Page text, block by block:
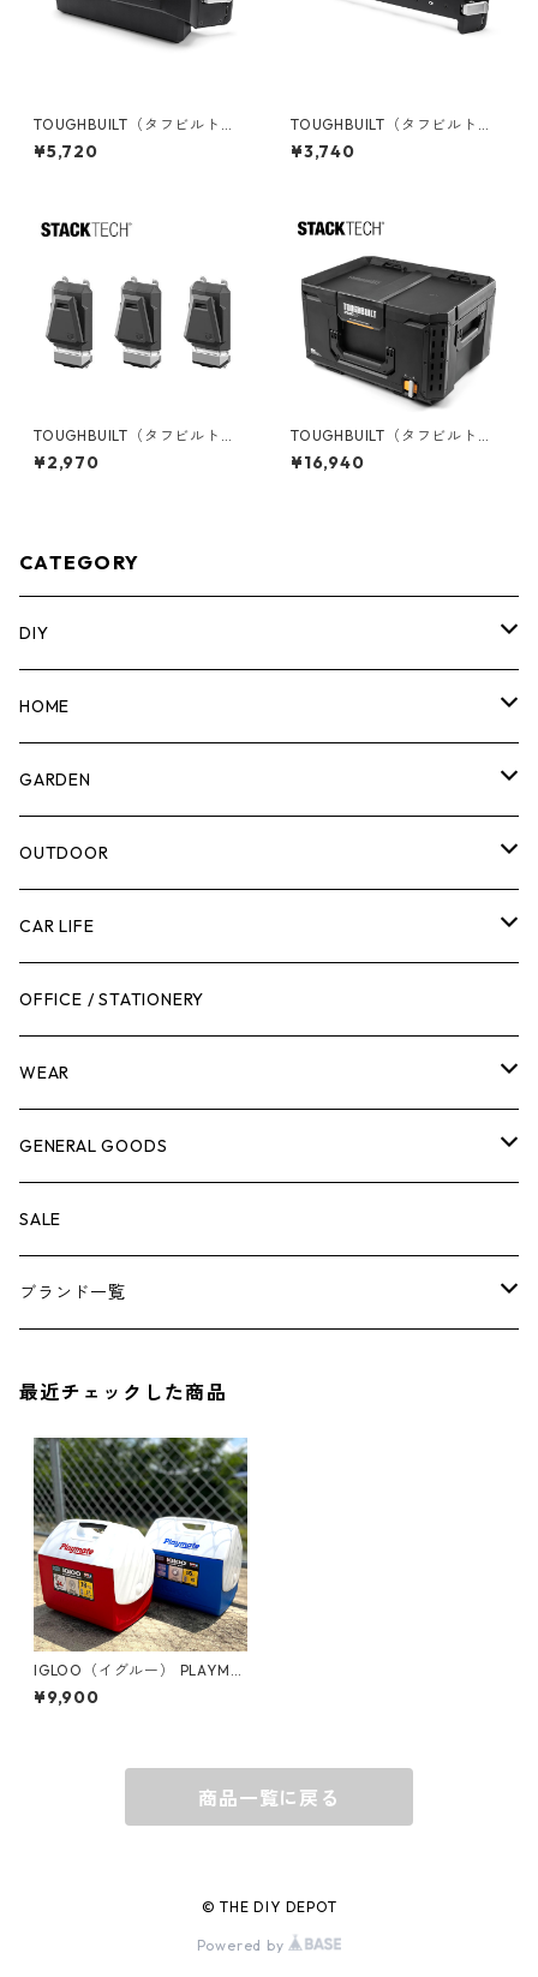
TOUGHBUILT（タフビルト）S
TACK TECH(スタックテック)
ハンドツールホルダー TB-B1-
¥5,720
TOUGHBUILT（タフビルト）S
TACK TECH(スタックテック)
フロントバー TB-B1-A-30W
¥3,740
TOUGHBUILT（タフビルト）S
TACK TECH(スタックテック)
オプションClipTechハブ（3P
¥2,970
TOUGHBUILT（タフビルト）S
TACK TECH(スタックテック)
ツールボックス50 TB-B1-B-5
¥16,940
CATEGORY
DIY
マーカー
計測機器
腰袋・ツールホルスター
工具箱
作業台
脚立
ケミカル
その他
HOME
5ガロンバケツ
キッチン
日用品
ボディケア
GARDEN
剪定ばさみ
ガーデンツール
ガーデンチェア
キャビネット・ツールハンガー
冬季用品
その他
OUTDOOR
スツール
バンジーバンド
ストレージボックス
クーラーボックス
ナイフ
CAR LIFE
メンテナンスグッズ
車内グッズ
車外グッズ
芳香剤
OFFICE / STATIONERY
WEAR
トップス
ボトムス
アンダーウェア
キャップ
グローブ
グラス
バッグ
GENERAL GOODS
ウォレット
エアーフレッシュナー
SALE
ブランド一覧
BARNEL
BEHRENS
BELL
BORA
最近チェックした商品
IGLOO（イグルー） PLAYMA
TE ELITE プレイメイトエリー
ト IGLOO-ELE
¥9,900
商品一覧に戻る
© THE DIY DEPOT
Powered by